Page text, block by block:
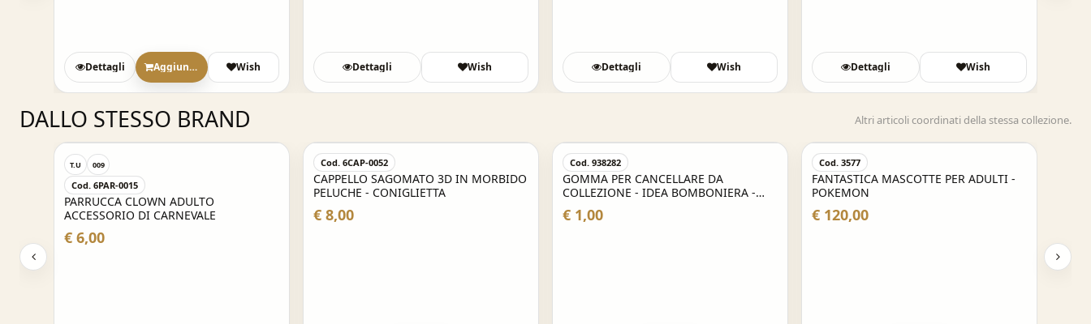
Dettagli Aggiungi Wish Dettagli Wish Dettagli Wish Dettagli Wish
DALLO STESSO BRAND Altri articoli coordinati della stessa collezione.
T.U 009
Cod. 6PAR-0015
PARRUCCA CLOWN ADULTO
ACCESSORIO DI CARNEVALE
€ 6,00
Cod. 6CAP-0052
CAPPELLO SAGOMATO 3D IN MORBIDO
PELUCHE - CONIGLIETTA
€ 8,00
Cod. 938282
GOMMA PER CANCELLARE DA
COLLEZIONE - IDEA BOMBONIERA -
DOPO FESTA SCARPE SNEAKERS
€ 1,00
Cod. 3577
FANTASTICA MASCOTTE PER ADULTI -
POKEMON
€ 120,00